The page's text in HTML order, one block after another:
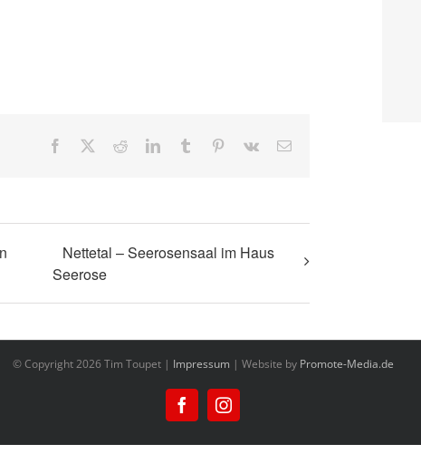
Facebook RedditLinkedInTumblr Pinterest
Vk
E-
Nettetal – Seerosensaal im Haus
Seerose
© Copyright2026 Tim Toupet | Impressum | Website by Promote-Media.de
FacebookInstagram